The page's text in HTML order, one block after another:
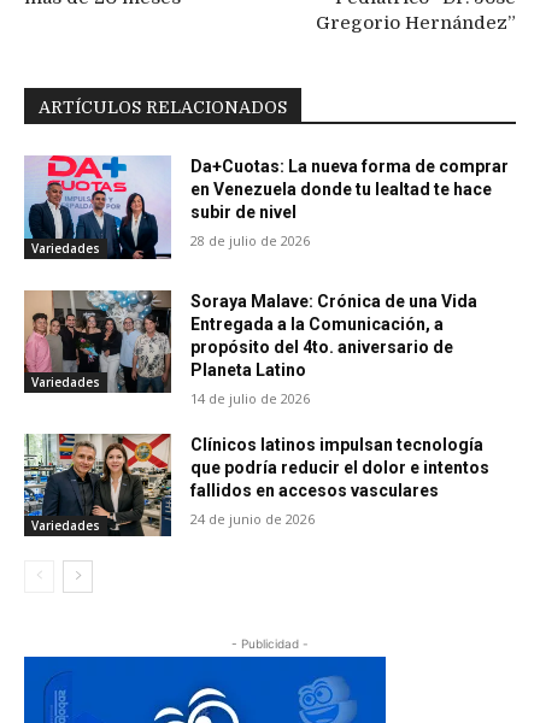
Gregorio Hernández”
ARTÍCULOS RELACIONADOS
Variedades
Da+Cuotas: La nueva forma de comprar
en Venezuela donde tu lealtad te hace
subir de nivel
28 de julio de 2026
Variedades
Soraya Malave: Crónica de una Vida
Entregada a la Comunicación, a
propósito del 4to. aniversario de
Planeta Latino
14 de julio de 2026
Variedades
Clínicos latinos impulsan tecnología
que podría reducir el dolor e intentos
fallidos en accesos vasculares
24 de junio de 2026
- Publicidad -